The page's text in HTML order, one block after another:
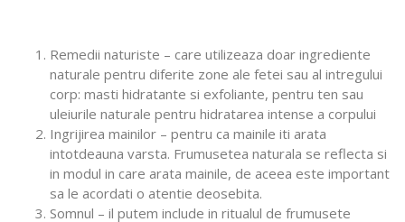
Remedii naturiste – care utilizeaza doar ingrediente
naturale pentru diferite zone ale fetei sau al intregului
corp: masti hidratante si exfoliante, pentru ten sau
uleiurile naturale pentru hidratarea intense a corpului
Ingrijirea mainilor – pentru ca mainile iti arata
intotdeauna varsta. Frumusetea naturala se reflecta si
in modul in care arata mainile, de aceea este important
sa le acordati o atentie deosebita.
Somnul – il putem include in ritualul de frumusete